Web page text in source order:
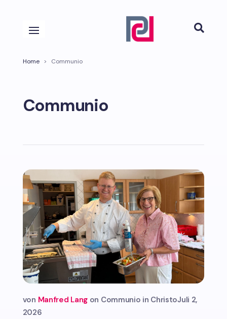

Home > Communio
Communio
von Manfred Lang Communio in ChristoJuli 2,
2026